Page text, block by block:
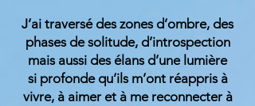
J’ai traversé des zones d’ombre, des
phases de solitude, d’introspection
mais aussi des élans d’une lumière
si profonde qu’ils m’ont réappris à
vivre, à aimer et à me reconnecter à